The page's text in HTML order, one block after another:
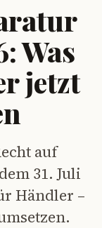
Was
jetzt
auf
31. Juli
Händler –